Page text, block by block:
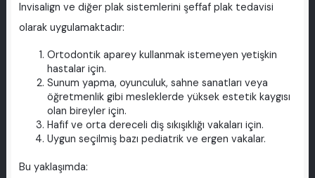
Invisalign ve diğer plak sistemlerini şeffaf plak tedavisi
olarak uygulamaktadır:
Ortodontik aparey kullanmak istemeyen yetişkin
hastalar için.
Sunum yapma, oyunculuk, sahne sanatları veya
öğretmenlik gibi mesleklerde yüksek estetik kaygısı
olan bireyler için.
Hafif ve orta dereceli diş sıkışıklığı vakaları için.
Uygun seçilmiş bazı pediatrik ve ergen vakalar.
Bu yaklaşımda: